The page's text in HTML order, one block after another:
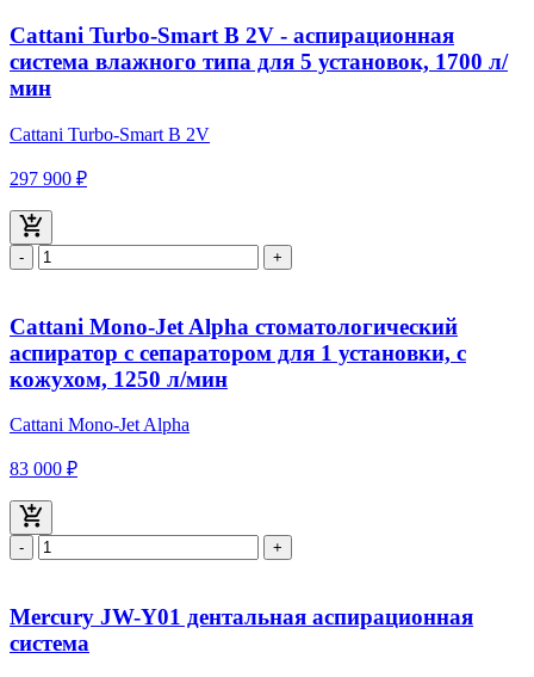
Cattani Turbo-Smart В 2V - аспирационная
система влажного типа для 5 установок, 1700 л/
мин
Cattani Turbo-Smart В 2V
297 900 ₽
- +
Cattani Mono-Jet Alpha стоматологический
аспиратор с сепаратором для 1 установки, с
кожухом, 1250 л/мин
Cattani Mono-Jet Alpha
83 000 ₽
- +
Mercury JW-Y01 дентальная аспирационная
система